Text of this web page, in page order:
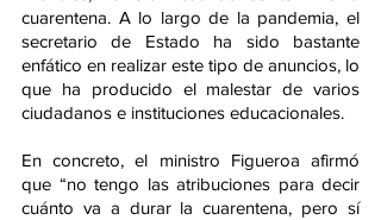
cuarentena. A lo largo de la pandemia, el
secretario de Estado ha sido bastante
enfático en realizar este tipo de anuncios, lo
que ha producido el malestar de varios
ciudadanos e instituciones educacionales.
En concreto, el ministro Figueroa afirmó
que “no tengo las atribuciones para decir
cuánto va a durar la cuarentena, pero sí